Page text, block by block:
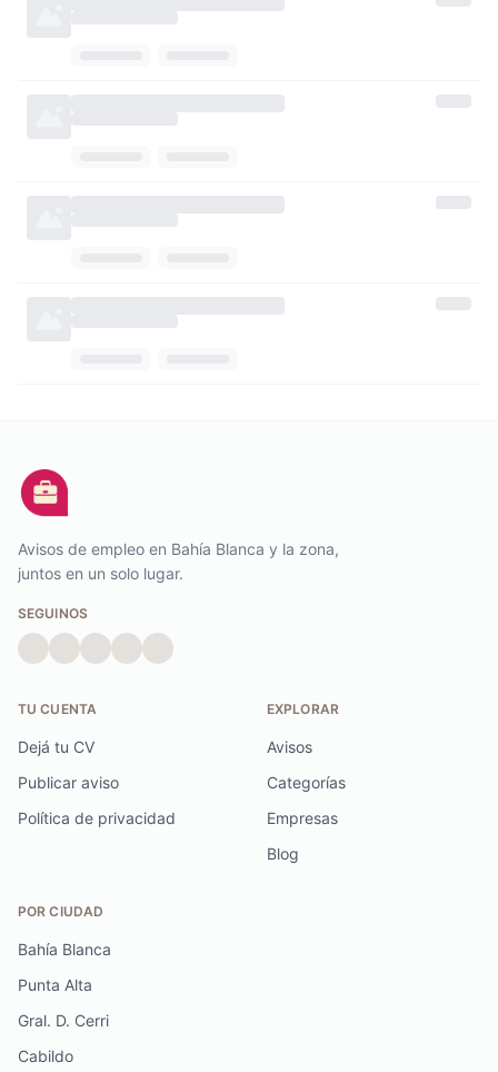
Avisos de empleo en Bahía Blanca y la zona,
juntos en un solo lugar.
SEGUINOS
TU CUENTA
Dejá tu CV
Publicar aviso
Política de privacidad
EXPLORAR
Avisos
Categorías
Empresas
Blog
POR CIUDAD
Bahía Blanca
Punta Alta
Gral. D. Cerri
Cabildo